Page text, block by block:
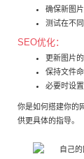
确保新图
测试在不
SEO优化：
更新图片
保持文件
必要时设
你是如何搭建你的
供更具体的指导。